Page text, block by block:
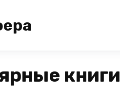
книги